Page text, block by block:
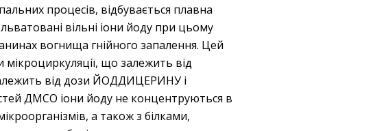
процесів, відбувається плавна
вільні іони йоду при цьому
вогнища гнійного запалення. Цей
мікроциркуляції, що залежить від
від дози ЙОДДИЦЕРИНУ і
ДМСО іони йоду не концентруються в
а також з білками,